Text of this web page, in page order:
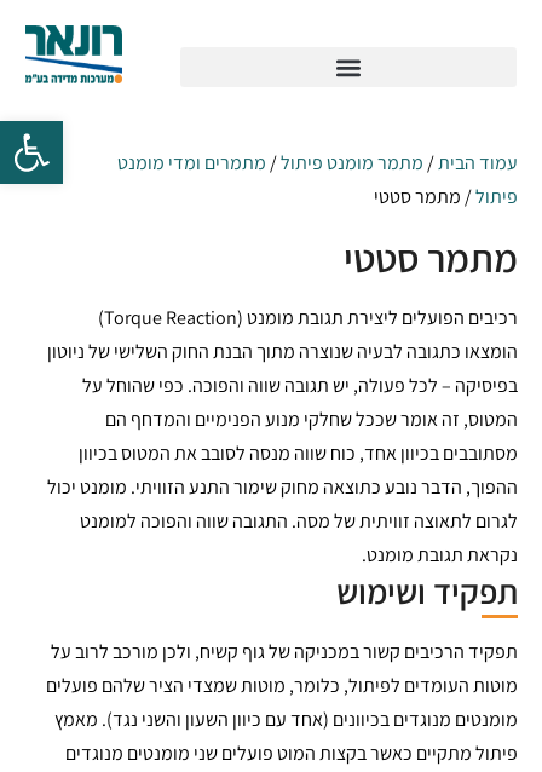
עמוד הבית/ מתמר מומנט פיתול/ מתמרים ומדי מומנט
פיתול/ מתמר סטטי
מתמר סטטי
רכיבים הפועלים ליצירת תגובת מומנט (Torque Reaction)
הומצאו כתגובה לבעיה שנוצרה מתוך הבנת החוק השלישי של ניוטון
בפיסיקה – לכל פעולה, יש תגובה שווה והפוכה. כפי שהוחל על
המטוס, זה אומר שככל שחלקי מנוע הפנימיים והמדחף הם
מסתובבים בכיוון אחד, כוח שווה מנסה לסובב את המטוס בכיוון
ההפוך, הדבר נובע כתוצאה מחוק שימור התנע הזוויתי. מומנט יכול
לגרום לתאוצה זוויתית של מסה. התגובה שווה והפוכה למומנט
נקראת תגובת מומנט.
תפקיד ושימוש
תפקיד הרכיבים קשור במכניקה של גוף קשיח, ולכן מורכב לרוב על
מוטות העומדים לפיתול, כלומר, מוטות שמצדי הציר שלהם פועלים
מומנטים מנוגדים בכיוונים (אחד עם כיוון השעון והשני נגד). מאמץ
פיתול מתקיים כאשר בקצות המוט פועלים שני מומנטים מנוגדים